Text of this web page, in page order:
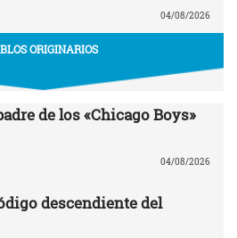
04/08/2026
ORIGINARIOS
de los «Chicago Boys»
04/08/2026
descendiente del